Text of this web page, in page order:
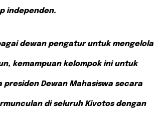
independen.
dewan pengatur untuk mengelola
kemampuan kelompok ini untuk
Dewan Mahasiswa secara
di seluruh Kivotos dengan